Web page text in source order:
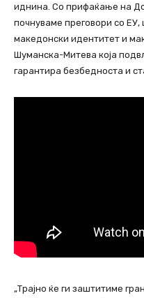
иднина. Со прифаќање на
почнуваме преговори со
македонски идентитет и
Шуманска-Митева која
гарантира безбедноста и
„Трајно ќе ги заштитиме